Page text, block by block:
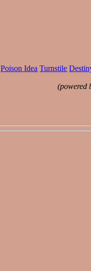
Poison Idea Turnstile
(powered